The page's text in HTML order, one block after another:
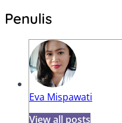
Penulis
Eva Mispawati
View all posts